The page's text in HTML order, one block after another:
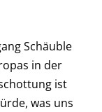
Schäuble
in der
ist
was uns